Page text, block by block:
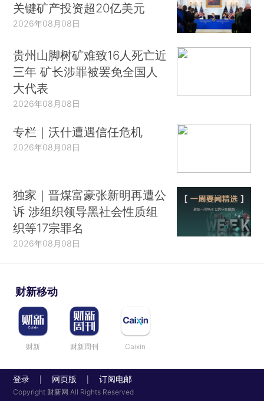
关键矿产投资超20亿美元
2026年08月08日
贵州山脚树矿难致16人死亡近
三年 矿长涉罪被罢免全国人
大代表
2026年08月08日
专栏｜沃什遭遇信任危机
2026年08月08日
独家｜晋煤富豪张新明再遭公
诉 涉组织领导黑社会性质组
织等17宗罪名
2026年08月08日
财新移动
财新 财新周刊 Caixin
登录 网页版 订阅电邮
Copyright 财新网 All Rights Reserved